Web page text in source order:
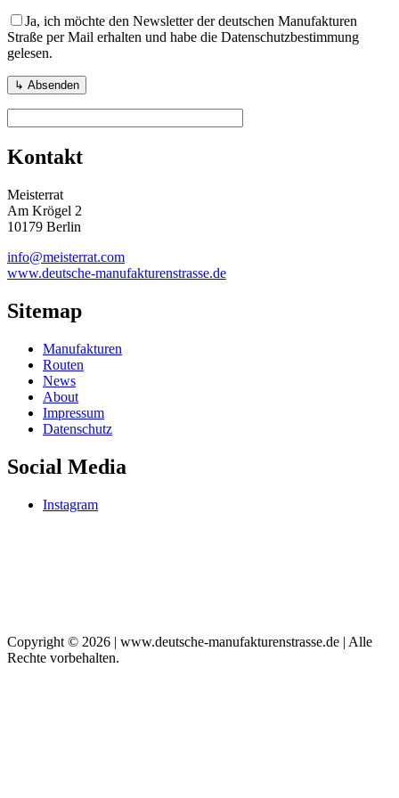
Ja, ich möchte den Newsletter der deutschen Manufakturen
Straße per Mail erhalten und habe die Datenschutzbestimmung
gelesen.
Kontakt
Meisterrat
Am Krögel 2
10179 Berlin
info@meisterrat.com
www.deutsche-manufakturenstrasse.de
Sitemap
Manufakturen
Routen
News
About
Impressum
Datenschutz
Social Media
Instagram
Copyright © 2026 | www.deutsche-manufakturenstrasse.de | Alle
Rechte vorbehalten.